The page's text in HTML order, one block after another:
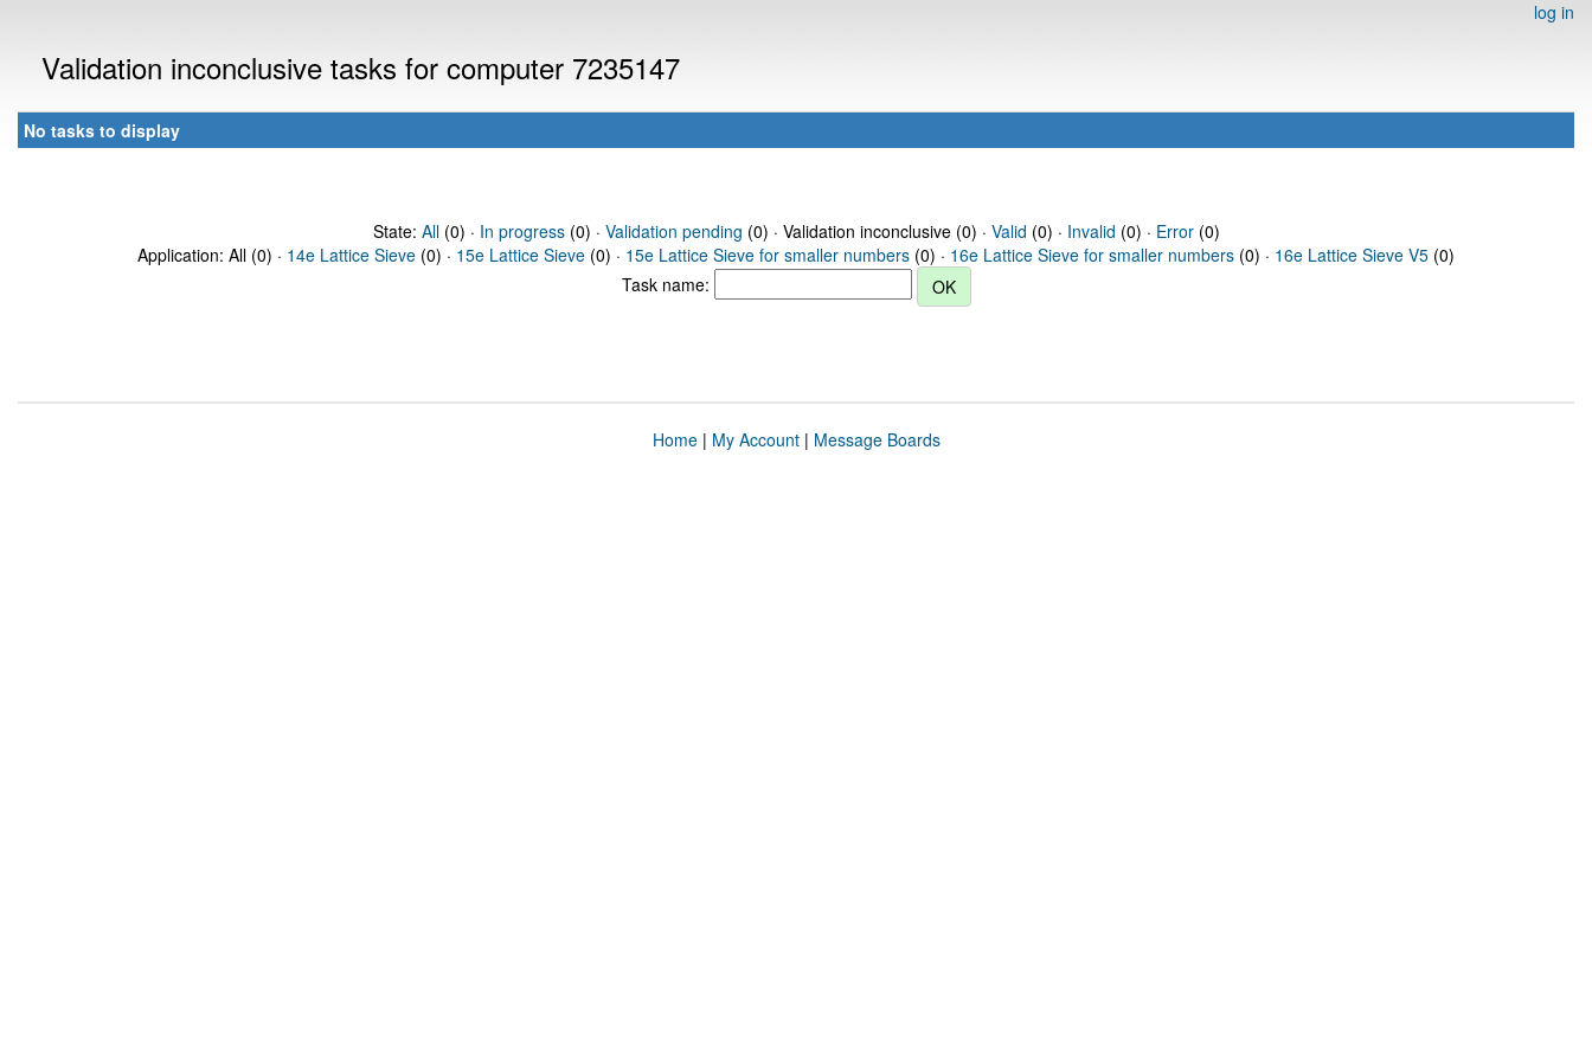
log in
Validation inconclusive tasks for computer 7235147
No tasks to display
State: All(0) · In progress(0) · Validation pending (0) · Validation inconclusive (0) · Valid (0) · Invalid (0) · Error(0)
Application: All (0) · 14e Lattice Sieve (0) · 15e Lattice Sieve (0) · 15e Lattice Sieve for smaller numbers (0) · 16e Lattice Sieve for smaller numbers (0) · 16e Lattice Sieve V5 (0)
Task name:
Home| My Account| Message Boards